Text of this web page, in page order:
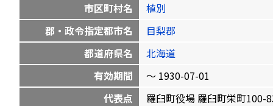
市区町村名
植別
郡・政令指定都市名
目梨郡
都道府県名
北海道
有効期間
〜 1930-07-01
代表点
羅臼町役場 羅臼町栄町100-